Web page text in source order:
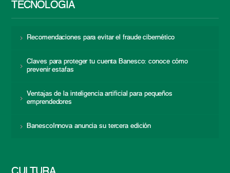
TECNOLOGÍA
Recomendaciones para evitar el fraude cibernético
Claves para proteger tu cuenta Banesco: conoce cómo
prevenir estafas
Ventajas de la inteligencia artificial para pequeños
emprendedores
BanescoInnova anuncia su tercera edición